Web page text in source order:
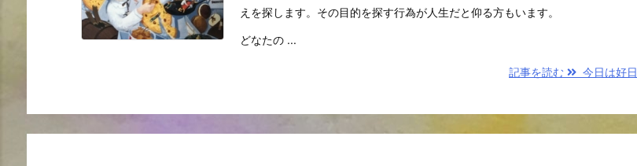
えを探します。その目的を探す行為が人生だと仰る方もいます。
どなたの ...
記事を読む 今日は好日